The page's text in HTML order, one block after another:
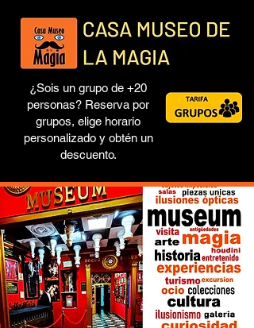
¿Sois un grupo de +20
personas? Reserva por
grupos, elige horario
personalizado y obtén un
descuento.